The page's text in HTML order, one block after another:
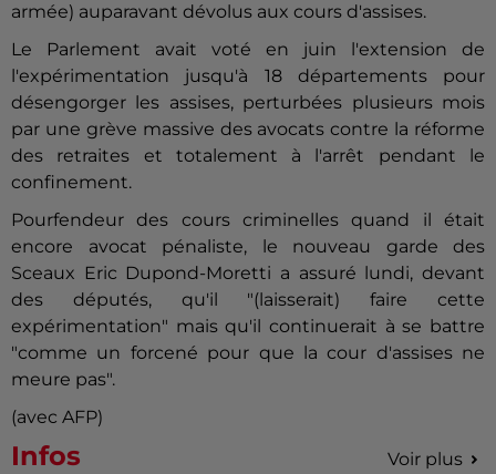
armée) auparavant dévolus aux cours d'assises.
Le Parlement avait voté en juin l'extension de
l'expérimentation jusqu'à 18 départements pour
désengorger les assises, perturbées plusieurs mois
par une grève massive des avocats contre la réforme
des retraites et totalement à l'arrêt pendant le
confinement.
Pourfendeur des cours criminelles quand il était
encore avocat pénaliste, le nouveau garde des
Sceaux Eric Dupond-Moretti a assuré lundi, devant
des députés, qu'il "(laisserait) faire cette
expérimentation" mais qu'il continuerait à se battre
"comme un forcené pour que la cour d'assises ne
meure pas".
(avec AFP)
Infos Voir plus